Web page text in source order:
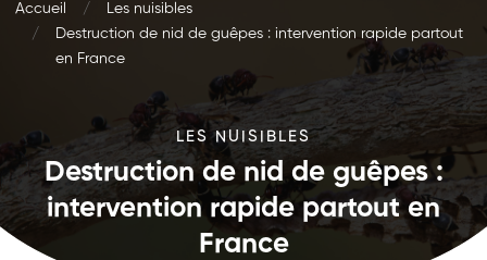
Accueil
Les nuisibles
Destruction de nid de guêpes : intervention rapide partout
en France
LES NUISIBLES
Destruction de nid de guêpes :
intervention rapide partout en
France